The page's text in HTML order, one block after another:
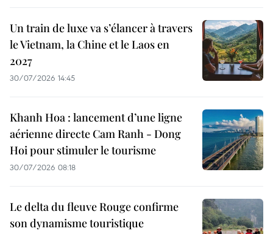
Un train de luxe va s’élancer à travers
le Vietnam, la Chine et le Laos en
2027
30/07/2026 14:45
Khanh Hoa : lancement d’une ligne
aérienne directe Cam Ranh - Dong
Hoi pour stimuler le tourisme
30/07/2026 08:18
Le delta du fleuve Rouge confirme
son dynamisme touristique